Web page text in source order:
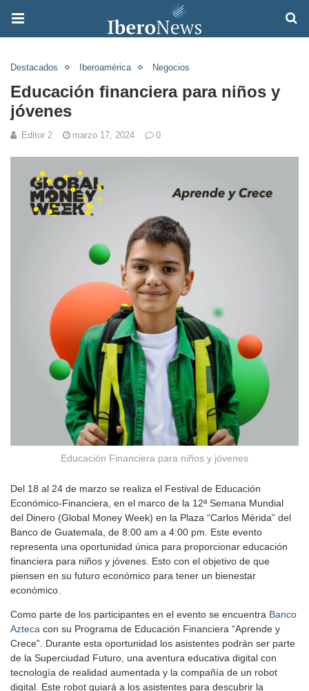
Destacados Iberoamérica Negocios
Educación financiera para niños y
jóvenes
Editor 2 marzo 17, 2024 0
Educación Financiera para niños y jóvenes
Del 18 al 24 de marzo se realiza el Festival de Educación
Económico-Financiera, en el marco de la 12ª Semana Mundial
del Dinero (Global Money Week) en la Plaza “Carlos Mérida” del
Banco de Guatemala, de 8:00 am a 4:00 pm. Este evento
representa una oportunidad única para proporcionar educación
financiera para niños y jóvenes. Esto con el objetivo de que
piensen en su futuro económico para tener un bienestar
económico.
Como parte de los participantes en el evento se encuentra Banco
Azteca con su Programa de Educación Financiera “Aprende y
Crece”. Durante esta oportunidad los asistentes podrán ser parte
de la Superciudad Futuro, una aventura educativa digital con
tecnología de realidad aumentada y la compañía de un robot
digital. Este robot guiará a los asistentes para descubrir la